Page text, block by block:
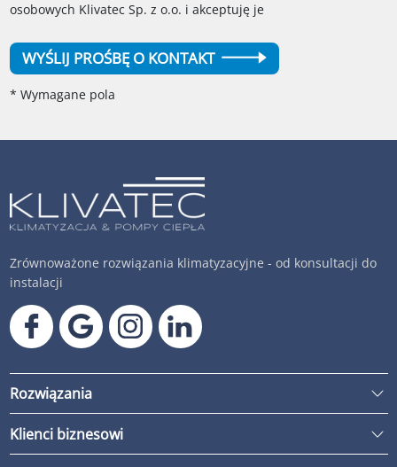
osobowych Klivatec Sp. z o.o. i akceptuję je
WYŚLIJ PROŚBĘ O KONTAKT
* Wymagane pola
Zrównoważone rozwiązania klimatyzacyjne - od konsultacji do
instalacji
Rozwiązania
Klienci biznesowi